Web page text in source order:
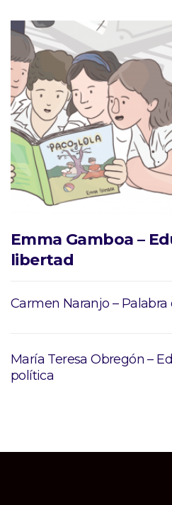
Emma Gamboa –
libertad
Carmen Naranjo –
María Teresa Obregón –
política